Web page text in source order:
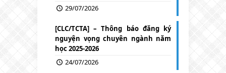
29/07/2026
[CLC/TCTA] – Thông báo đăng ký
nguyện vọng chuyên ngành năm
học 2025-2026
24/07/2026